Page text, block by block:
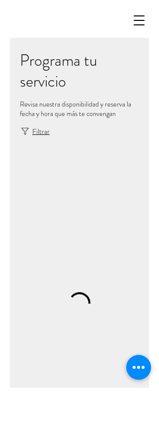
Programa tu
servicio
Revisa nuestra disponibilidad y reserva la
fecha y hora que más te convengan
Filtrar